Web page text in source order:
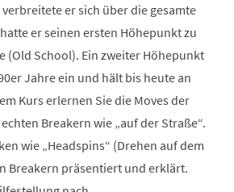
er sich über die gesamte
er seinen ersten Höhepunkt zu
(Old School). Ein zweiter Höhepunkt
Jahre ein und hält bis heute an
Kurs erlernen Sie die Moves der
Breakern wie „auf der Straße“.
wie „Headspins“ (Drehen auf dem
Breakern präsentiert und erklärt.